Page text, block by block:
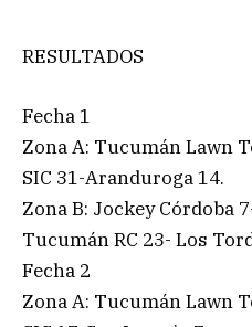
RESULTADOS
Fecha 1
Zona A: Tucumán Lawn
SIC 31-Aranduroga 14.
Zona B: Jockey Córdoba
Tucumán RC 23- Los
Fecha 2
Zona A: Tucumán Lawn